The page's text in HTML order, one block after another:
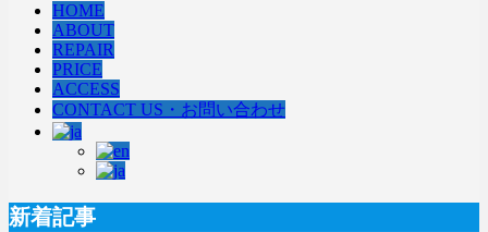
HOME
ABOUT
REPAIR
PRICE
ACCESS
CONTACT US・お問い合わせ
新着記事